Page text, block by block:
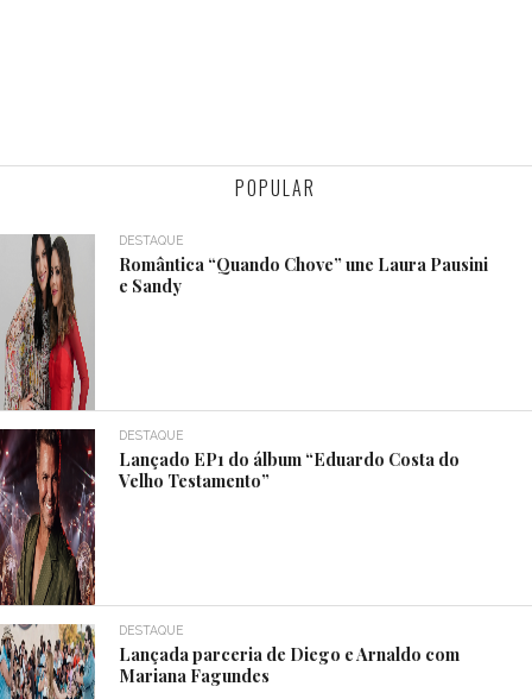
POPULAR
DESTAQUE
Romântica “Quando Chove” une Laura Pausini
e Sandy
DESTAQUE
Lançado EP1 do álbum “Eduardo Costa do
Velho Testamento”
DESTAQUE
Lançada parceria de Diego e Arnaldo com
Mariana Fagundes